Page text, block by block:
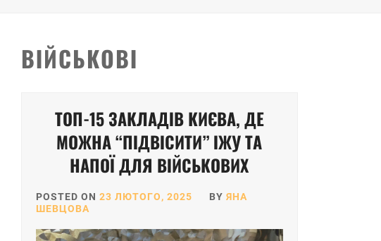
ВІЙСЬКОВІ
ТОП-15 ЗАКЛАДІВ КИЄВА, ДЕ
МОЖНА “ПІДВІСИТИ” ІЖУ ТА
НАПОЇ ДЛЯ ВІЙСЬКОВИХ
POSTED ON 23 ЛЮТОГО, 2025 BY ЯНА
ШЕВЦОВА